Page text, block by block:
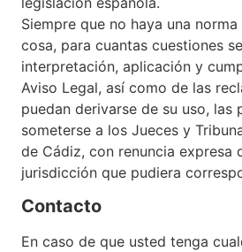
Siempre que no haya una
cosa, para cuantas cuestiones
interpretación, aplicación y
Aviso Legal, así como de las
puedan derivarse de su uso, las
someterse a los Jueces y
de Cádiz, con renuncia expresa
jurisdicción que pudiera
Contacto
En caso de que usted tenga